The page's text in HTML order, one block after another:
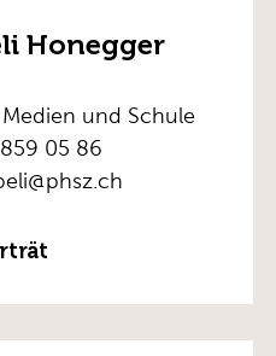
Honegger
und Schule
05 86